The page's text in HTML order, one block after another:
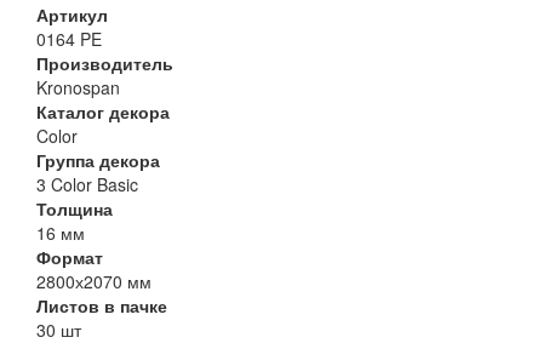
Артикул
0164 PE
Производитель
Kronospan
Каталог декора
Color
Группа декора
3 Color Basic
Толщина
16 мм
Формат
2800х2070 мм
Листов в пачке
30 шт